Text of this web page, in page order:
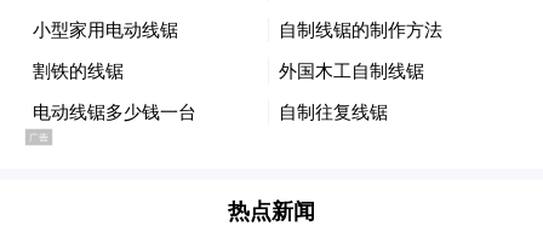
利尿成分+寒冷天气
双重刺激你不尿多谁尿多
啊！
点
—The Second—
热点新闻